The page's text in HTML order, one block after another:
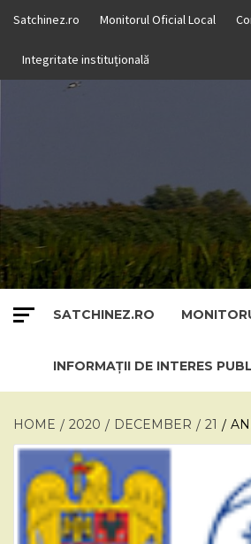
content
Satchinez.ro Monitorul Oficial Local
Integritate instituțională
SATCHINEZ.RO
INFORMAȚII DE INTERES
HOME 2020 DECEMBER 21